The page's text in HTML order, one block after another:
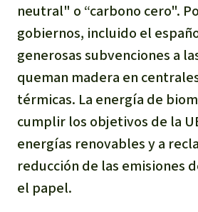
neutral" o “carbono cero".
gobiernos, incluido el
generosas subvenciones a
queman madera en
térmicas. La energía de
cumplir los objetivos de la
energías renovables y a
reducción de las emisiones
el papel.